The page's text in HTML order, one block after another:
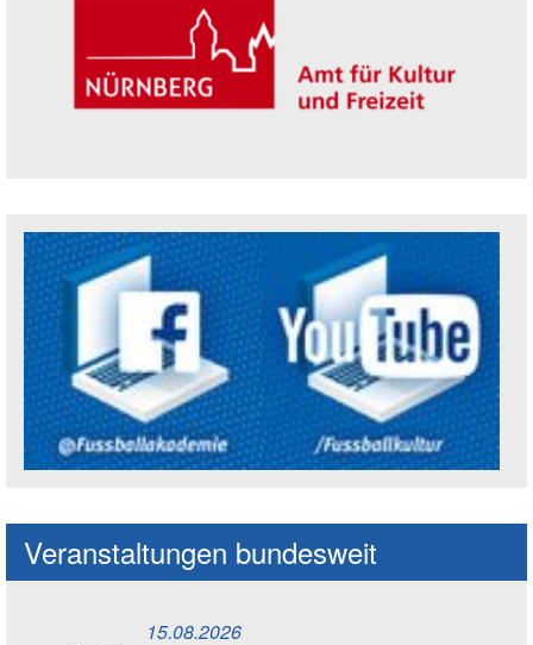
Social Media Kanäle der Akademie
Veranstaltungen bundesweit
15.08.2026